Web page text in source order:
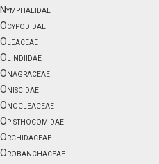
Nymphalidae
Ocypodidae
Oleaceae
Olindiidae
Onagraceae
Oniscidae
Onocleaceae
Opisthocomidae
Orchidaceae
Orobanchaceae